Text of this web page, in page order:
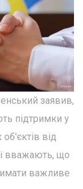
заявив,
підтримки у
від
вважають, що
важливе